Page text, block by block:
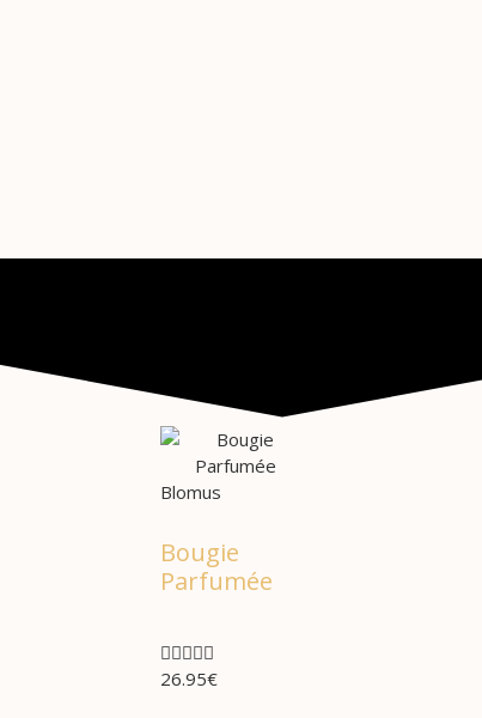
Blomus
Bougie
Parfumée

26.95€